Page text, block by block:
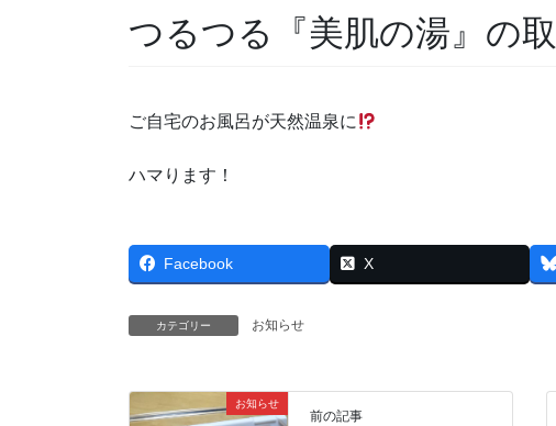
つるつる『美肌の湯』の
ご自宅のお風呂が天然温泉に
ハマります！
Facebook X
カテゴリー お知らせ
お知らせ
前の記事